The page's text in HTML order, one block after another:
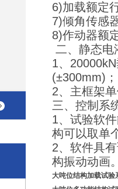
6)加载额定
7)倾角传感
8)作动器额
二、静态电
1、
(±300mm)
2、主框架
三、控制系
1、试验软
构可以取单
2、软件具
构振动动画
大吨位结构加载试验